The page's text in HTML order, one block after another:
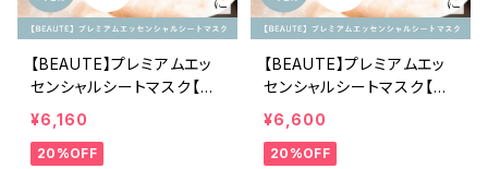
【BEAUTE】プレミアムエッ
センシャルシートマスク【箱
無し5枚】
¥6,160
20%OFF
【BEAUTE】プレミアムエッ
センシャルシートマスク【箱
入り5枚】
¥6,600
20%OFF